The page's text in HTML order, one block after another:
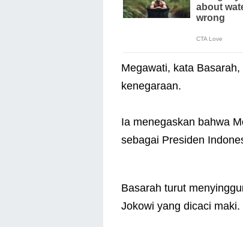
Megawati, kata
kenegaraan.
Ia menegaskan bahwa
sebagai Presiden
Basarah turut
Jokowi yang dicaci maki.